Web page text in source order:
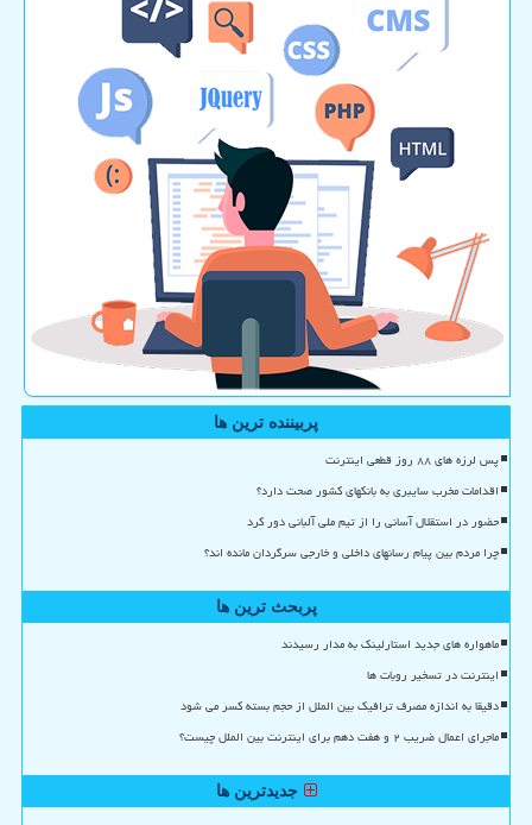
پربیننده ترین ها
پس لرزه های ۸۸ روز قطعی اینترنت
اقدامات مخرب سایبری به بانکهای کشور صحت دارد؟
حضور در استقلال آسانی را از تیم ملی آلبانی دور کرد
چرا مردم بین پیام رسانهای داخلی و خارجی سرگردان مانده اند؟
پربحث ترین ها
ماهواره های جدید استارلینک به مدار رسیدند
اینترنت در تسخیر روبات ها
دقیقا به اندازه مصرف ترافیک بین الملل از حجم بسته کسر می شود
ماجرای اعمال ضریب ۲ و هفت دهم برای اینترنت بین الملل چیست؟
جدیدترین ها